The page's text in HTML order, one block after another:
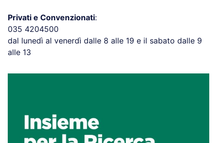
Privati e Convenzionati:
035 4204500
dal lunedì al venerdì dalle 8 alle 19 e il sabato dalle 9
alle 13